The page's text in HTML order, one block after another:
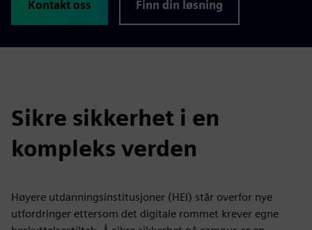
Kontakt oss Finn din løsning
Sikre sikkerhet i en
kompleks verden
Høyere utdanningsinstitusjoner (HEI) står overfor nye
utfordringer ettersom det digitale rommet krever egne